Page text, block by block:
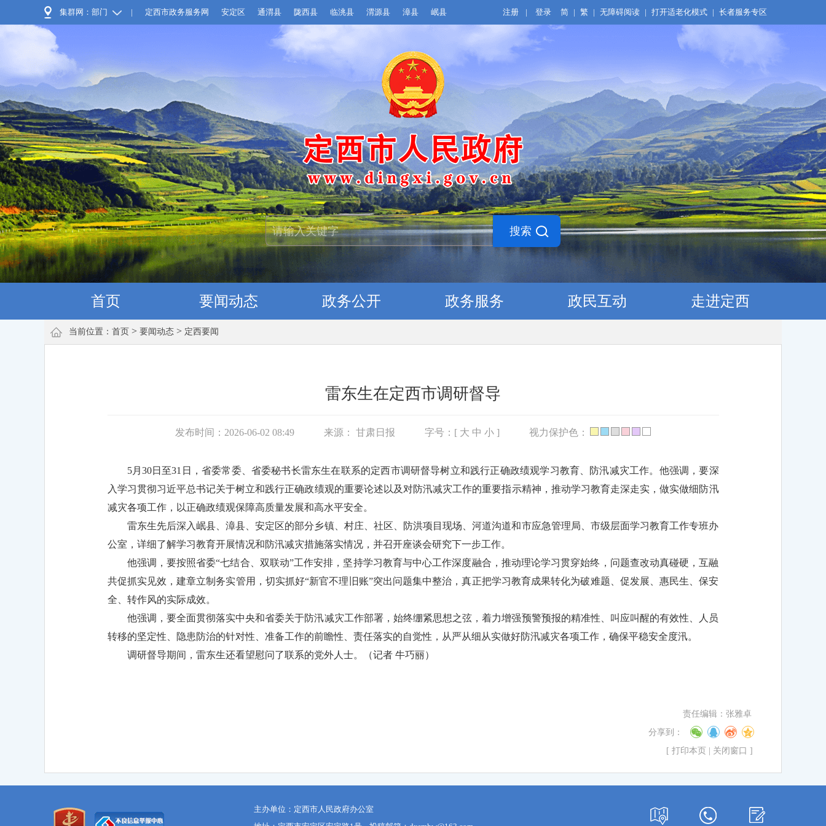
集群网：部门 | 定西市政务服务网 安定区 通渭县 陇西县 临洮县 渭源县 漳县 岷县 注册 | 登录 简 | 繁 | 无障碍阅读 | 打开适老化模式 | 长者服务专区
首页 要闻动态 政务公开 政务服务 政民互动 走进定西
当前位置： 首页 > 要闻动态 > 定西要闻
雷东生在定西市调研督导
发布时间：2026-06-02 08:49 来源： 甘肃日报 字号：[ 大 中 小 ] 视力保护色：
5月30日至31日，省委常委、省委秘书长雷东生在联系的定西市调研督导树立和践行正确政绩观学习教育、防汛减灾工作。他强调，要深
入学习贯彻习近平总书记关于树立和践行正确政绩观的重要论述以及对防汛减灾工作的重要指示精神，推动学习教育走深走实，做实做细防汛
减灾各项工作，以正确政绩观保障高质量发展和高水平安全。
雷东生先后深入岷县、漳县、安定区的部分乡镇、村庄、社区、防洪项目现场、河道沟道和市应急管理局、市级层面学习教育工作专班办
公室，详细了解学习教育开展情况和防汛减灾措施落实情况，并召开座谈会研究下一步工作。
他强调，要按照省委“七结合、双联动”工作安排，坚持学习教育与中心工作深度融合，推动理论学习贯穿始终，问题查改动真碰硬，互融
共促抓实见效，建章立制务实管用，切实抓好“新官不理旧账”突出问题集中整治，真正把学习教育成果转化为破难题、促发展、惠民生、保安
全、转作风的实际成效。
他强调，要全面贯彻落实中央和省委关于防汛减灾工作部署，始终绷紧思想之弦，着力增强预警预报的精准性、叫应叫醒的有效性、人员
转移的坚定性、隐患防治的针对性、准备工作的前瞻性、责任落实的自觉性，从严从细从实做好防汛减灾各项工作，确保平稳安全度汛。
调研督导期间，雷东生还看望慰问了联系的党外人士。（记者 牛巧丽）
责任编辑：张雅卓
分享到：
[ 打印本页 关闭窗口 ]
主办单位：定西市人民政府办公室